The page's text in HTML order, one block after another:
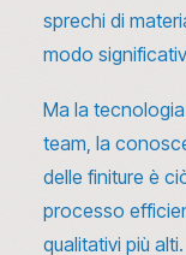
sprechi di
modo
Ma la
team, la
delle finiture è
processo
qualitativi più alti.